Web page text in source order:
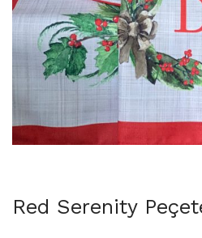
Limoncello Rosso (3)
Martinmas Collection (3)
MASA ÖRTÜSÜ (4)
Mimas Collection (4)
Morris Collection (1)
Noi Collection (12)
Passion Flower (2)
Supla (8)
Red Serenity